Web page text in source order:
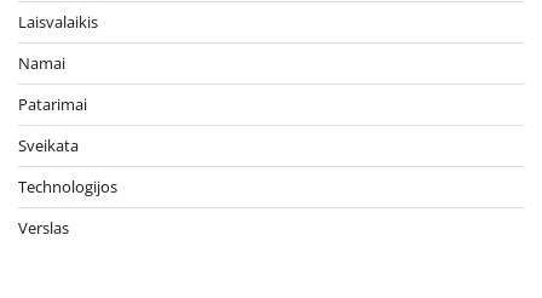
Laisvalaikis
Namai
Patarimai
Sveikata
Technologijos
Verslas